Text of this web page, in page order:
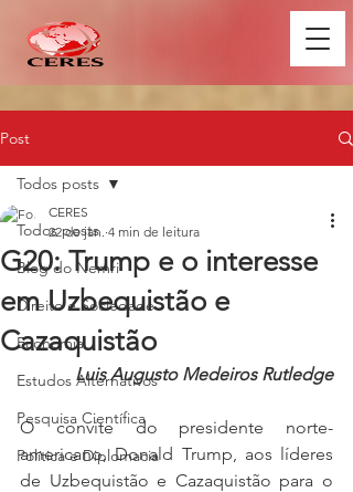
Post
Todos posts
Blog do Nemri
Direito e Sociedade
Economia
Estudos Alternativos
Pesquisa Científica
Política e Diplomacia
Todos posts
G20: Trump e o interesse
em Uzbequistão e
Cazaquistão
CERES
22 de jan. 4 min de leitura
Luis Augusto Medeiros Rutledge
O convite do presidente norte-
americano, Donald Trump, aos líderes
de Uzbequistão e Cazaquistão para o